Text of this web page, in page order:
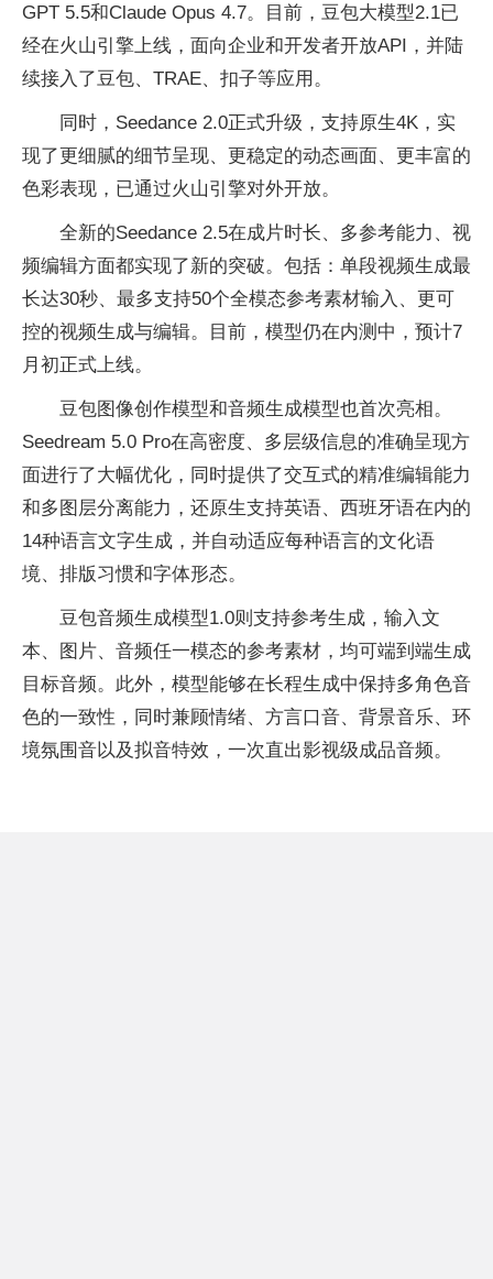
GPT 5.5和Claude Opus 4.7。目前，豆包大模型2.1已
经在火山引擎上线，面向企业和开发者开放API，并陆
续接入了豆包、TRAE、扣子等应用。
同时，Seedance 2.0正式升级，支持原生4K，实
现了更细腻的细节呈现、更稳定的动态画面、更丰富的
色彩表现，已通过火山引擎对外开放。
全新的Seedance 2.5在成片时长、多参考能力、视
频编辑方面都实现了新的突破。包括：单段视频生成最
长达30秒、最多支持50个全模态参考素材输入、更可
控的视频生成与编辑。目前，模型仍在内测中，预计7
月初正式上线。
豆包图像创作模型和音频生成模型也首次亮相。
Seedream 5.0 Pro在高密度、多层级信息的准确呈现方
面进行了大幅优化，同时提供了交互式的精准编辑能力
和多图层分离能力，还原生支持英语、西班牙语在内的
14种语言文字生成，并自动适应每种语言的文化语
境、排版习惯和字体形态。
豆包音频生成模型1.0则支持参考生成，输入文
本、图片、音频任一模态的参考素材，均可端到端生成
目标音频。此外，模型能够在长程生成中保持多角色音
色的一致性，同时兼顾情绪、方言口音、背景音乐、环
境氛围音以及拟音特效，一次直出影视级成品音频。